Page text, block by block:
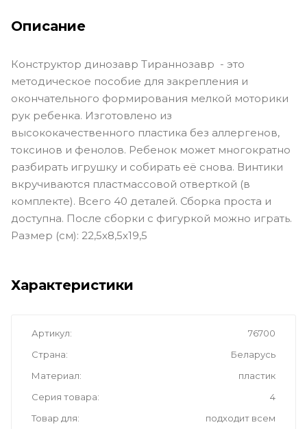
Описание
Конструктор динозавр Тираннозавр - это
методическое пособие для закрепления и
окончательного формирования мелкой моторики
рук ребенка. Изготовлено из
высококачественного пластика без аллергенов,
токсинов и фенолов. Ребенок может многократно
разбирать игрушку и собирать её снова. Винтики
вкручиваются пластмассовой отверткой (в
комплекте). Всего 40 деталей. Сборка проста и
доступна. После сборки с фигуркой можно играть.
Размер (см): 22,5х8,5х19,5
Характеристики
Артикул
76700
Страна
Беларусь
Материал
пластик
Серия товара
4
Товар для
подходит всем